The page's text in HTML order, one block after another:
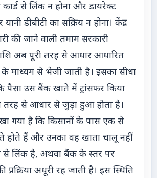
से लिंक न होना और डायरेक्ट
यानी डीबीटी का सक्रिय न होना। केंद्र
की जाने वाली तमाम सरकारी
अब पूरी तरह से आधार आधारित
के माध्यम से भेजी जाती है। इसका सीधा
पैसा उस बैंक खाते में ट्रांसफर किया
तरह से आधार से जुड़ा हुआ होता है।
गया है कि किसानों के पास एक से
हैं और उनका वह खाता चालू नहीं
से लिंक है, अथवा बैंक के स्तर पर
प्रक्रिया अधूरी रह जाती है। इस स्थिति